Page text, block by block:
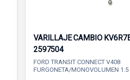
VARILLAJE CAMBIO
2597504
FORD TRANSIT CONNECT V408
FURGONETA/MONOVOLUMEN 1.5